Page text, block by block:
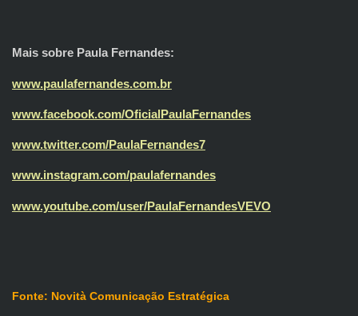
Mais sobre Paula Fernandes:
www.paulafernandes.com.br
www.facebook.com/OficialPaulaFernandes
www.twitter.com/PaulaFernandes7
www.instagram.com/paulafernandes
www.youtube.com/user/PaulaFernandesVEVO
Fonte: Novità Comunicação Estratégica